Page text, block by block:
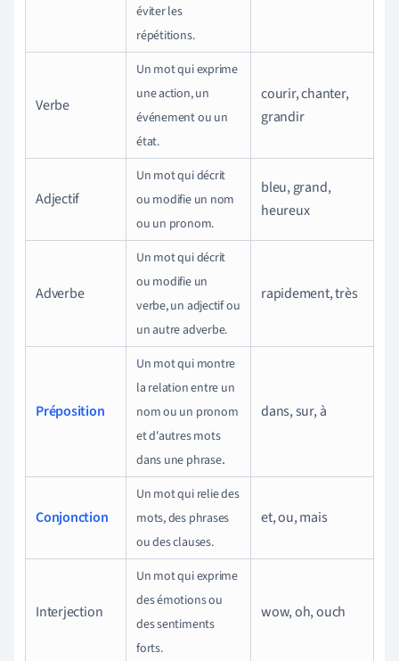
éviter les
répétitions.
Verbe
Un mot qui exprime
une action, un
événement ou un
état.
courir, chanter,
grandir
Adjectif
Un mot qui décrit
ou modifie un nom
ou un pronom.
bleu, grand,
heureux
Adverbe
Un mot qui décrit
ou modifie un
verbe, un adjectif ou
un autre adverbe.
rapidement, très
Préposition
Un mot qui montre
la relation entre un
nom ou un pronom
et d'autres mots
dans une phrase.
dans, sur, à
Conjonction
Un mot qui relie des
mots, des phrases
ou des clauses.
et, ou, mais
Interjection
Un mot qui exprime
des émotions ou
des sentiments
forts.
wow, oh, ouch